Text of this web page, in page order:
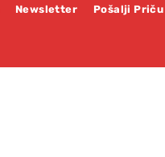
Newsletter Pošalji Priču